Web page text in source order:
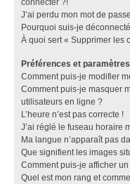
connecter ?!
J’ai perdu mon mot de
Pourquoi suis-je
À quoi sert « Supprimer les
Préférences et
Comment puis-je modifier
Comment puis-je masquer
utilisateurs en ligne ?
L’heure n’est pas correcte !
J’ai réglé le fuseau horaire
Ma langue n’apparaît pas
Que signifient les images
Comment puis-je afficher
Quel est mon rang et